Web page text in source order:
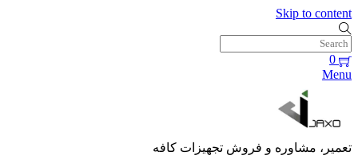
Skip to content
0
Menu
تعمیر، مشاوره و فروش تجهیزات کافه